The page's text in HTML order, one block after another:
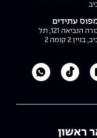
עתידים
דבורה הנביאה 121, תל
בניין 2 קומה 2
אפקה
של מכללת אפקה
של מכללת אפקה
האינסטגרם של
לעמוד הטיקטוק
ראשון